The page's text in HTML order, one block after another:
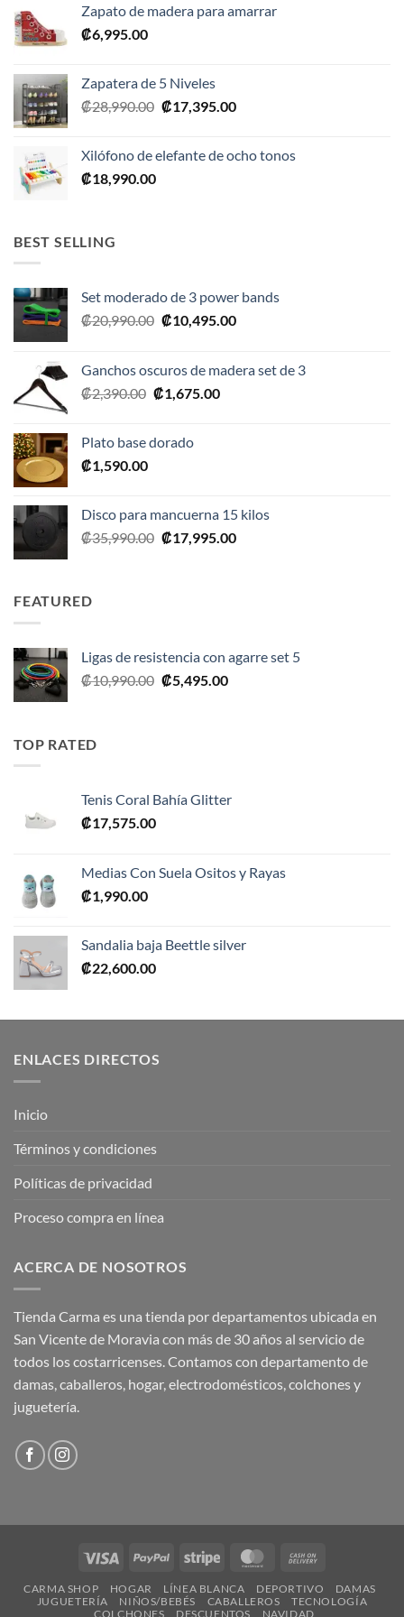
Zapato de madera para amarrar
₡6,995.00
Zapatera de 5 Niveles
₡28,990.00 El
era:
₡17,395.00El
es:
Xilófono de elefante de ocho tonos
₡18,990.00
BEST SELLING
Set moderado de 3 power bands
₡20,990.00 El
era:
₡20,990.00.
₡10,495.00El
es:
Ganchos oscuros de madera set de 3
₡2,390.00 El
era:
₡1,675.00El
Plato base dorado
₡1,590.00
Disco para mancuerna 15 kilos
₡35,990.00 El
₡17,995.00El
FEATURED
Ligas de resistencia con agarre set 5
₡10,990.00 El
₡5,495.00El
TOP RATED
Tenis Coral Bahía Glitter
₡17,575.00
Medias Con Suela Ositos y Rayas
₡1,990.00
Sandalia baja Beettle silver
₡22,600.00
ENLACES DIRECTOS
Inicio
Términos y condiciones
Políticas de privacidad
Proceso compra en línea
ACERCA DE NOSOTROS
Tienda Carma es una tienda por departamentos ubicada en
San Vicente de Moravia con más de 30 años al servicio de
todos los costarricenses. Contamos con departamento de
damas, caballeros, hogar, electrodomésticos, colchones y
juguetería.
Visa PayPal Stripe MasterCard
Delivery
CARMA SHOP HOGAR LÍNEA BLANCA DEPORTIVO
DAMAS
JUGUETERÍA
NIÑOS/BEBÉS CABALLEROS
TECNOLOGÍA
COLCHONES
DESCUENTOS NAVIDAD